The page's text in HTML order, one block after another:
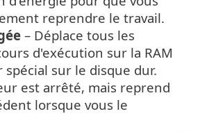
reprendre le travail.
– Déplace tous les
d'exécution sur la RAM
sur le disque dur.
est arrêté, mais reprend
lorsque vous le